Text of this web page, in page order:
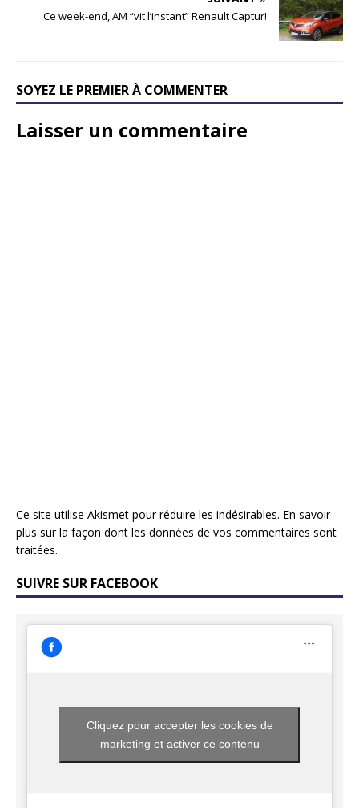
Ce week-end, AM “vit l’instant” Renault Captur!
SOYEZ LE PREMIER À COMMENTER
Laisser un commentaire
Ce site utilise Akismet pour réduire les indésirables. En savoir
plus sur la façon dont les données de vos commentaires sont
traitées.
SUIVRE SUR FACEBOOK
Cliquez pour accepter les cookies de
marketing et activer ce contenu